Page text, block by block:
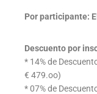
Por participante:
Descuento por
* 14% de
€ 479.oo)
* 07% de